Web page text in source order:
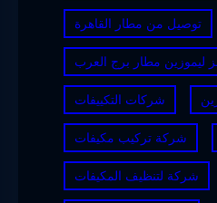
توصيل من مطار القاهرة
ليموزين مطار برج العرب
شركات التكييفات
شركة تركيب مكيفات
شركة لتنظيف المكيفات